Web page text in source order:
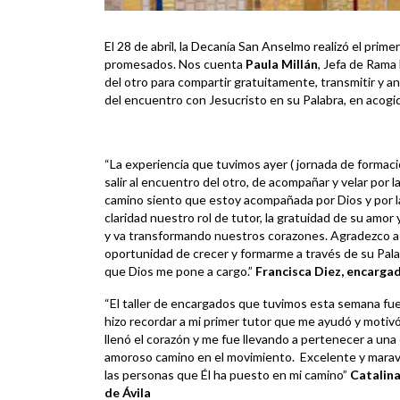
El 28 de abril, la Decanía San Anselmo realizó el
promesados. Nos cuenta Paula Millán, Jefa de
del otro para compartir gratuitamente, transmitir y
del encuentro con Jesucristo en su Palabra, en
“La experiencia que tuvimos ayer ( jornada de
salir al encuentro del otro, de acompañar y velar por
camino siento que estoy acompañada por Dios y por
claridad nuestro rol de tutor, la gratuidad de su
y va transformando nuestros corazones. Agradezco
oportunidad de crecer y formarme a través de su
que Dios me pone a cargo.” Francisca Diez,
“El taller de encargados que tuvimos esta semana
hizo recordar a mi primer tutor que me ayudó y
llenó el corazón y me fue llevando a pertenecer a
amoroso camino en el movimiento. Excelente y
las personas que Él ha puesto en mi camino”
de Ávila